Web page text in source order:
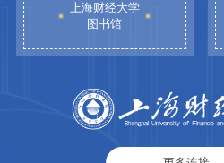
上海财经大学
图书馆